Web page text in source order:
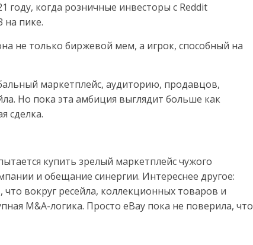
году, когда розничные инвесторы с Reddit
на пике.
не только биржевой мем, а игрок, способный на
маркетплейс, аудиторию, продавцов,
Но пока эта амбиция выглядит больше как
сделка.
купить зрелый маркетплейс чужого
и обещание синергии. Интереснее другое:
вокруг ресейла, коллекционных товаров и
M&A-логика. Просто eBay пока не поверила, что